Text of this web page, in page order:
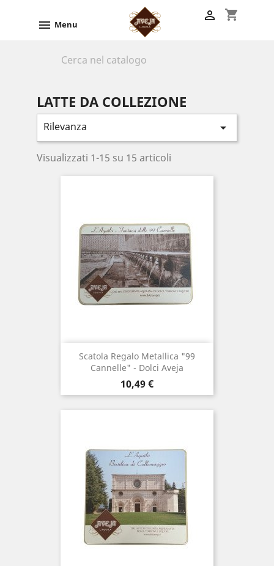
 Menu
shopping_cart

LATTE DA COLLEZIONE
Rilevanza 
Visualizzati 1-15 su 15 articoli
Scatola Regalo Metallica "99
Cannelle" - Dolci Aveja
Prezzo
10,49 €